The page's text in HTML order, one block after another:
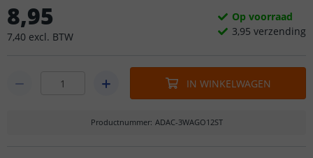
8,95
7,40 excl. BTW
Op voorraad
3,95 verzending
IN WINKELWAGEN
Productnummer: ADAC-3WAGO12ST